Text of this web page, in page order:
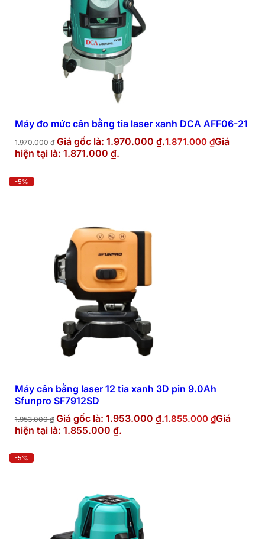
Máy đo mức cân bằng tia laser xanh DCA AFF06-21
1.970.000₫ Giá gốc là: 1.970.000 ₫.1.871.000 ₫Giá
hiện tại là: 1.871.000 ₫.
-5%
Máy cân bằng laser 12 tia xanh 3D pin 9.0Ah
Sfunpro SF7912SD
1.953.000₫ Giá gốc là: 1.953.000 ₫.1.855.000 ₫Giá
hiện tại là: 1.855.000 ₫.
-5%